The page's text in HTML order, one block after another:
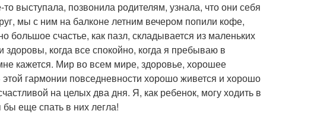
выступала, позвонила родителям, узнала, что они себя
мы с ним на балконе летним вечером попили кофе,
большое счастье, как пазл, складывается из маленьких
когда все спокойно, когда я пребываю в
кажется. Мир во всем мире, здоровье, хорошее
гармонии повседневности хорошо живется и хорошо
на целых два дня. Я, как ребенок, могу ходить в
бы еще спать в них легла!